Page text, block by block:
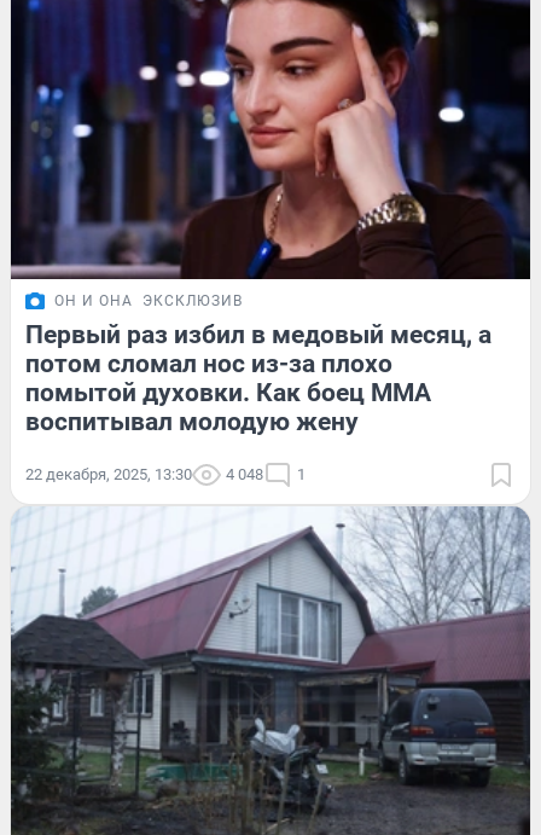
ОН И ОНА ЭКСКЛЮЗИВ
Первый раз избил в медовый месяц, а
потом сломал нос из-за плохо
помытой духовки. Как боец ММА
воспитывал молодую жену
22 декабря, 2025, 13:30 4 048 1